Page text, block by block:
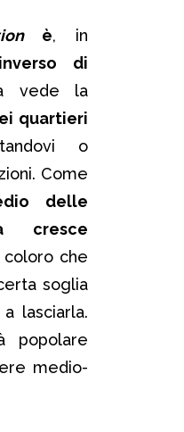
è, in
di
vede la
quartieri
o
Come
delle
cresce
che
soglia
lasciarla.
popolare
medio-